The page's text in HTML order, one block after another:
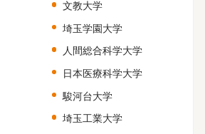
文教大学
埼玉学園大学
人間総合科学大学
日本医療科学大学
駿河台大学
埼玉工業大学